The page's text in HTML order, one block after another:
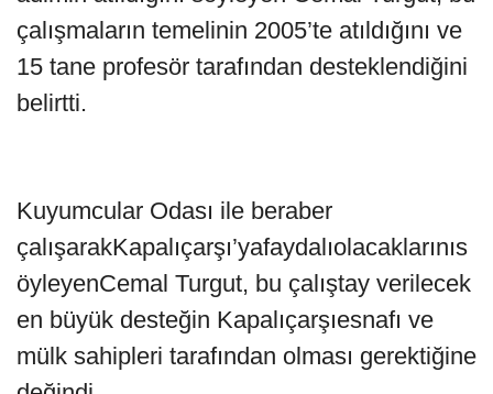
çalışmaların temelinin 2005’te atıldığını ve
15 tane profesör tarafından desteklendiğini
belirtti.
Kuyumcular Odası ile beraber
çalışarakKapalıçarşı’yafaydalıolacaklarınıs
öyleyenCemal Turgut, bu çalıştay verilecek
en büyük desteğin Kapalıçarşıesnafı ve
mülk sahipleri tarafından olması gerektiğine